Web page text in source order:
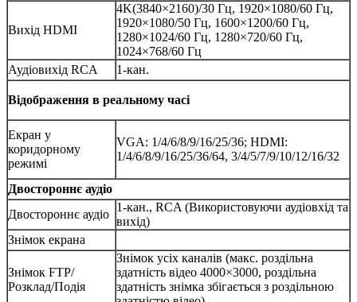
Вихід HDMI
4K(3840×2160)/30 Гц, 1920×1080/60 Гц,
1920×1080/50 Гц, 1600×1200/60 Гц,
1280×1024/60 Гц, 1280×720/60 Гц,
1024×768/60 Гц
Аудіовихід RCA
1-кан.
Відображення в реальному часі
Екран у
коридорному
режимі
VGA: 1/4/6/8/9/16/25/36; HDMI:
1/4/6/8/9/16/25/36/64, 3/4/5/7/9/10/12/16/32
Двостороннє аудіо
Двостороннє аудіо
1-кан., RCA (Використовуючи аудіовхід та
вихід)
Знімок екрана
Знімок FTP/
Розклад/Подія
Знімок усіх каналів (макс. роздільна
здатність відео 4000×3000, роздільна
здатність знімка збігається з роздільною